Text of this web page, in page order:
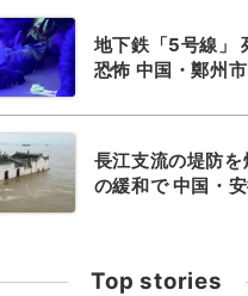
地下鉄「5号線」
恐怖 中国・鄭州市
長江支流の堤防
の緩和で 中国・
Top stories